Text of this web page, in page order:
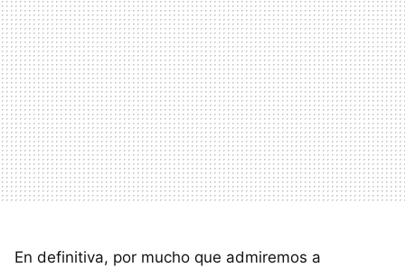
En definitiva, por mucho que admiremos a